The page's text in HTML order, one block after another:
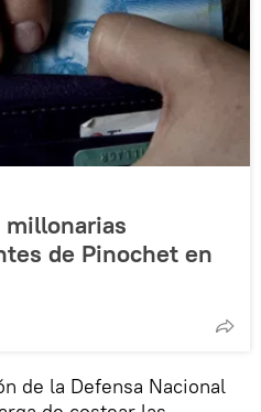
millonarias
de Pinochet en
de la Defensa Nacional